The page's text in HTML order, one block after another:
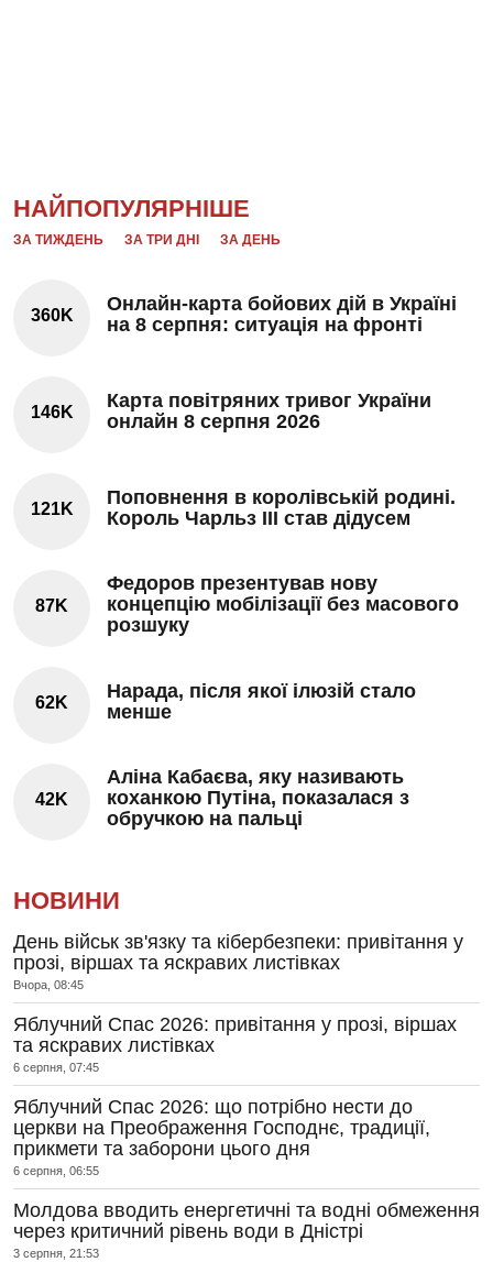
НАЙПОПУЛЯРНІШЕ
ЗА ТИЖДЕНЬ ЗА ТРИ ДНІ ЗА ДЕНЬ
360K
Онлайн-карта бойових дій в Україні
на 8 серпня: ситуація на фронті
146K
Карта повітряних тривог України
онлайн 8 серпня 2026
121K
Поповнення в королівській родині.
Король Чарльз III став дідусем
87K
Федоров презентував нову
концепцію мобілізації без масового
розшуку
62K
Нарада, після якої ілюзій стало
менше
42K
Аліна Кабаєва, яку називають
коханкою Путіна, показалася з
обручкою на пальці
НОВИНИ
День військ зв'язку та кібербезпеки: привітання у
прозі, віршах та яскравих листівках
Вчора, 08:45
Яблучний Спас 2026: привітання у прозі, віршах
та яскравих листівках
6 серпня, 07:45
Яблучний Спас 2026: що потрібно нести до
церкви на Преображення Господнє, традиції,
прикмети та заборони цього дня
6 серпня, 06:55
Молдова вводить енергетичні та водні обмеження
через критичний рівень води в Дністрі
3 серпня, 21:53